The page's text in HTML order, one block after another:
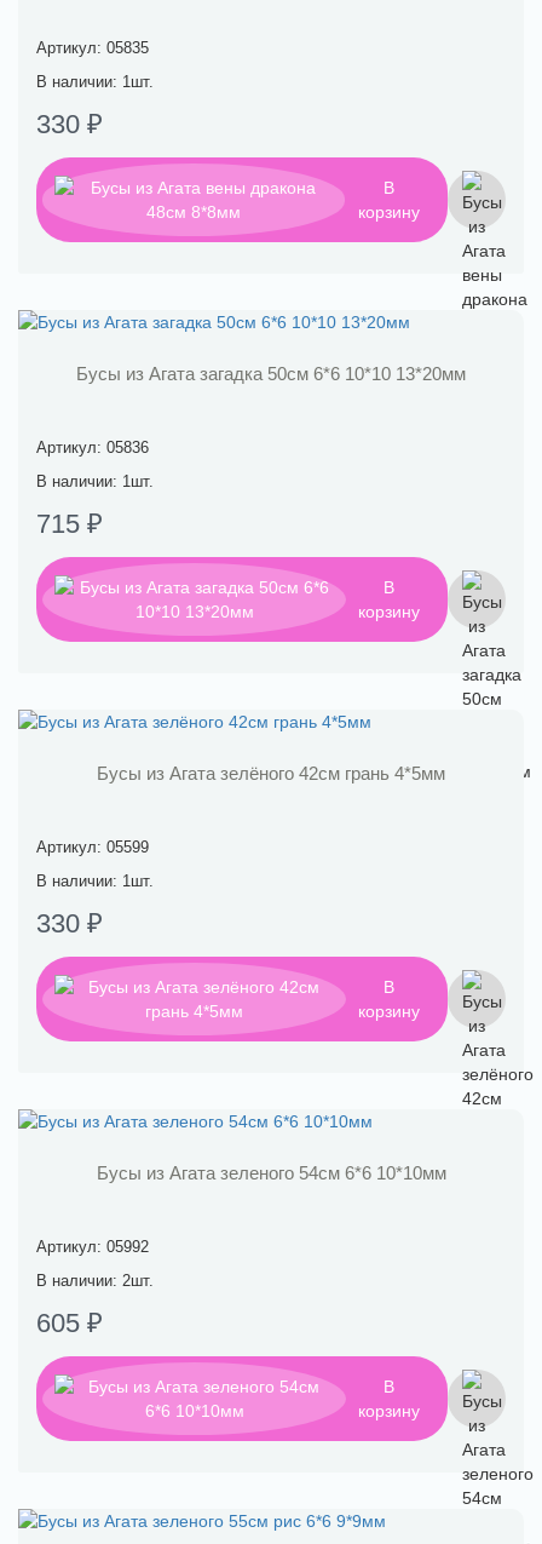
Артикул: 05835
В наличии: 1шт.
330 ₽
В
корзину
Бусы из Агата загадка 50см 6*6 10*10 13*20мм
Артикул: 05836
В наличии: 1шт.
715 ₽
В
корзину
Бусы из Агата зелёного 42см грань 4*5мм
Артикул: 05599
В наличии: 1шт.
330 ₽
В
корзину
Бусы из Агата зеленого 54см 6*6 10*10мм
Артикул: 05992
В наличии: 2шт.
605 ₽
В
корзину